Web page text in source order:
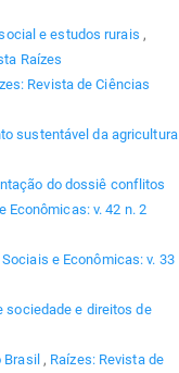
e estudos rurais ,
Raízes
Revista de Ciências
sustentável da agricultura
do dossiê conflitos
Econômicas: v. 42 n. 2
e Econômicas: v. 33
sociedade e direitos de
, Raízes: Revista de